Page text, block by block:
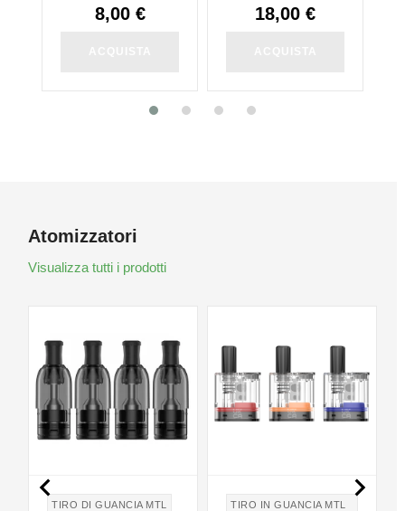
8,00 € 18,00 €
Atomizzatori
Visualizza tutti i prodotti
TIRO DI GUANCIA MTL
TIRO IN GUANCIA MTL
 